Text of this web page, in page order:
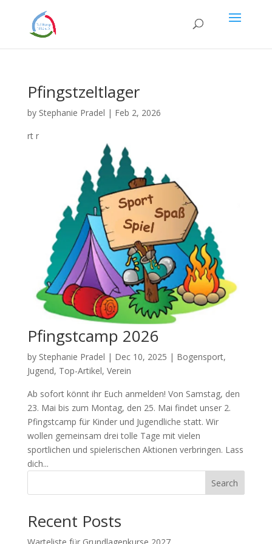
Pfingstzeltlager
by Stephanie Pradel | Feb 2, 2026
rt r
Pfingstcamp 2026
by Stephanie Pradel | Dec 10, 2025 | Bogensport,
Jugend, Top-Artikel, Verein
Ab sofort könnt ihr Euch anmelden! Von Samstag, den
23. Mai bis zum Montag, den 25. Mai findet unser 2.
Pfingstcamp für Kinder und Jugendliche statt. Wir
wollen gemeinsam drei tolle Tage mit vielen
sportlichen und spielerischen Aktionen verbringen. Lass
dich...
Search
Recent Posts